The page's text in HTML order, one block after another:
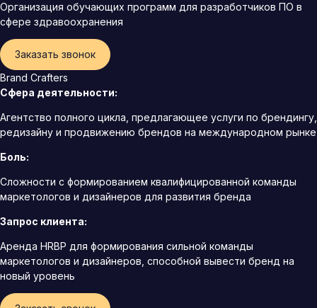
Организация обучающих программ для разработчиков ПО в
сфере здравоохранения
Заказать звонок
Brand Crafters
Сфера деятельности:
Агентство полного цикла, предлагающее услуги по брендингу,
редизайну и продвижению брендов на международном рынке
Боль:
Сложности с формированием квалифицированной команды
маркетологов и дизайнеров для развития бренда
Запрос клиента:
Аренда HRBP для формирования сильной команды
маркетологов и дизайнеров, способной вывести бренд на
новый уровень